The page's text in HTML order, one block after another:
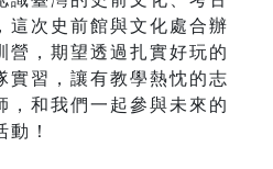
這次史前館與文化處合辦
營，期望透過扎實好玩的
實習，讓有教學熱忱的志
，和我們一起參與未來的
！